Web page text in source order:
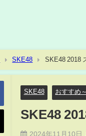
SKE48 SKE48 2018
SKE48 おすすめ
SKE48
2024年11月10日